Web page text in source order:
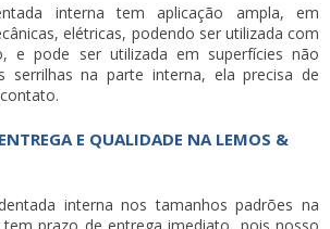
interna tem aplicação ampla, em
elétricas, podendo ser utilizada com
e pode ser utilizada em superfícies não
serrilhas na parte interna, ela precisa de
E QUALIDADE NA LEMOS &
interna nos tamanhos padrões na
prazo de entrega imediato, pois nosso